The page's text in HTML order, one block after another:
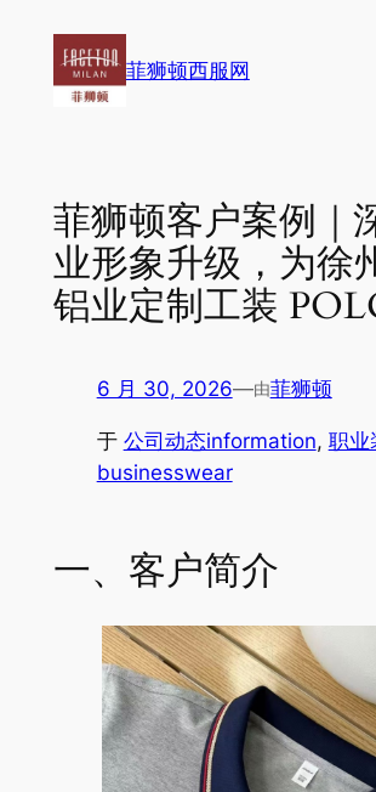
菲狮顿西服网
菲狮顿客户案例｜
业形象升级，为徐
铝业定制工装
6 月 30, 2026—由菲狮顿
于 公司动态information, 职业
businesswear
一、客户简介